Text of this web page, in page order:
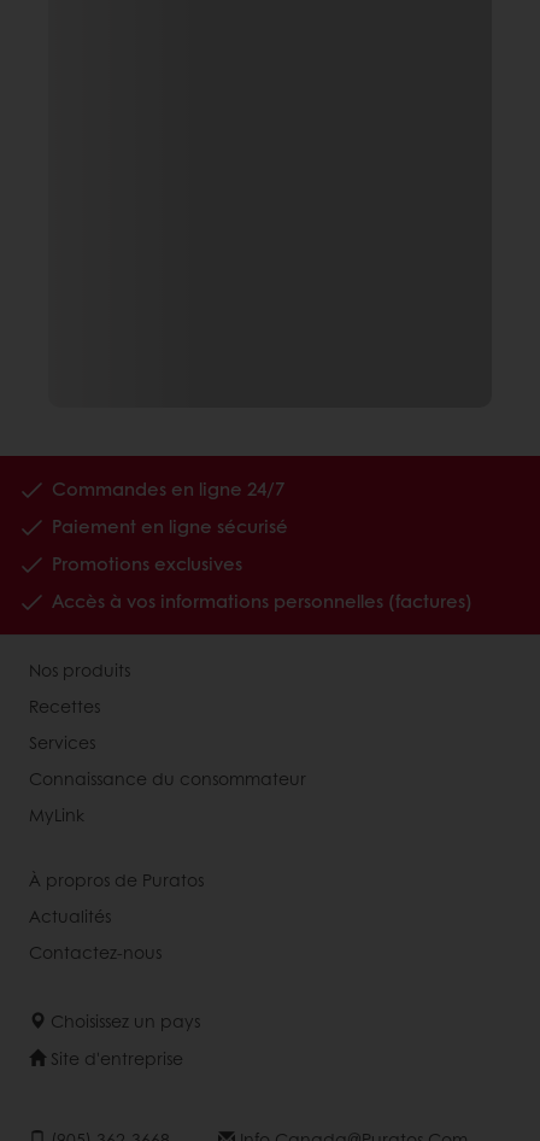
Commandes en ligne 24/7
Paiement en ligne sécurisé
Promotions exclusives
Accès à vos informations personnelles (factures)
Nos produits
Recettes
Services
Connaissance du consommateur
MyLink
À propros de Puratos
Actualités
Contactez-nous
Choisissez un pays
Site d'entreprise